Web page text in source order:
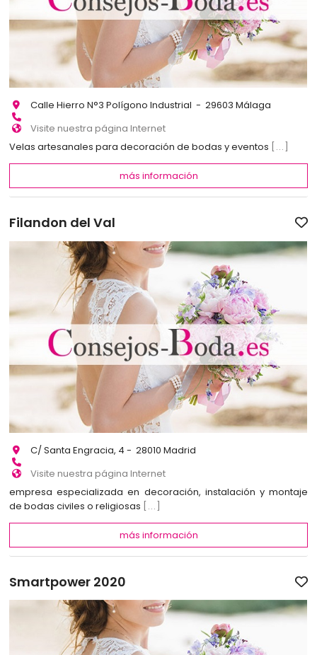
Calle Hierro N°3 Polígono Industrial - 29603 Málaga
Visite nuestra página Internet
Velas artesanales para decoración de bodas y eventos
[...]
más información
Filandon del Val
C/ Santa Engracia, 4 - 28010 Madrid
Visite nuestra página Internet
empresa especializada en decoración, instalación y montaje
de bodas civiles o religiosas [...]
más información
Smartpower 2020